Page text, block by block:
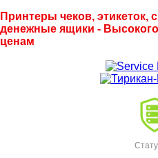
Принтеры чеков, этикеток,
денежные ящики -
ценам